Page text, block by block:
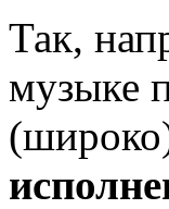
Так,
музыке